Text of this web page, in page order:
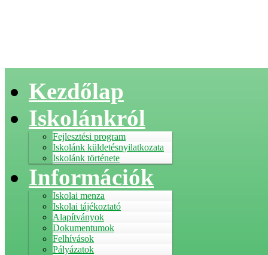
Kezdőlap
Iskolánkról
Fejlesztési program
Iskolánk küldetésnyilatkozata
Iskolánk története
Információk
Iskolai menza
Iskolai tájékoztató
Alapítványok
Dokumentumok
Felhívások
Pályázatok